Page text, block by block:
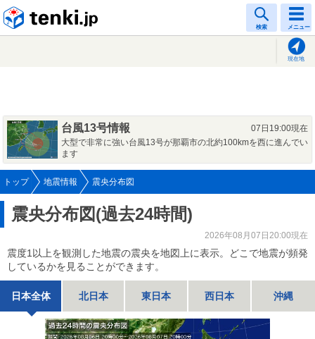
検索 メニュー
現在地
台風13号情報
07日19:00現在
大型で非常に強い台風13号が那覇市の北約100kmを西に進んでい
ます
トップ 地震情報 震央分布図
震央分布図(過去24時間)
2026年08月07日20:00現在
震度1以上を観測した地震の震央を地図上に表示。どこで地震が頻発
しているかを見ることができます。
日本全体 北日本 東日本 西日本 沖縄